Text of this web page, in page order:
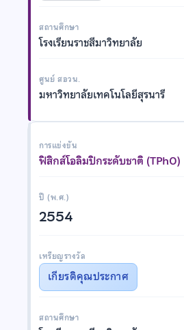
สถานศึกษา
โรงเรียนราชสีมาวิทยาลัย
ศูนย์ สอวน.
มหาวิทยาลัยเทคโนโลยีสุรนารี
การแข่งขัน
ฟิสิกส์โอลิมปิกระดับชาติ (TPhO)
ปี (พ.ศ.)
2554
เหรียญรางวัล
เกียรติคุณประกาศ
สถานศึกษา